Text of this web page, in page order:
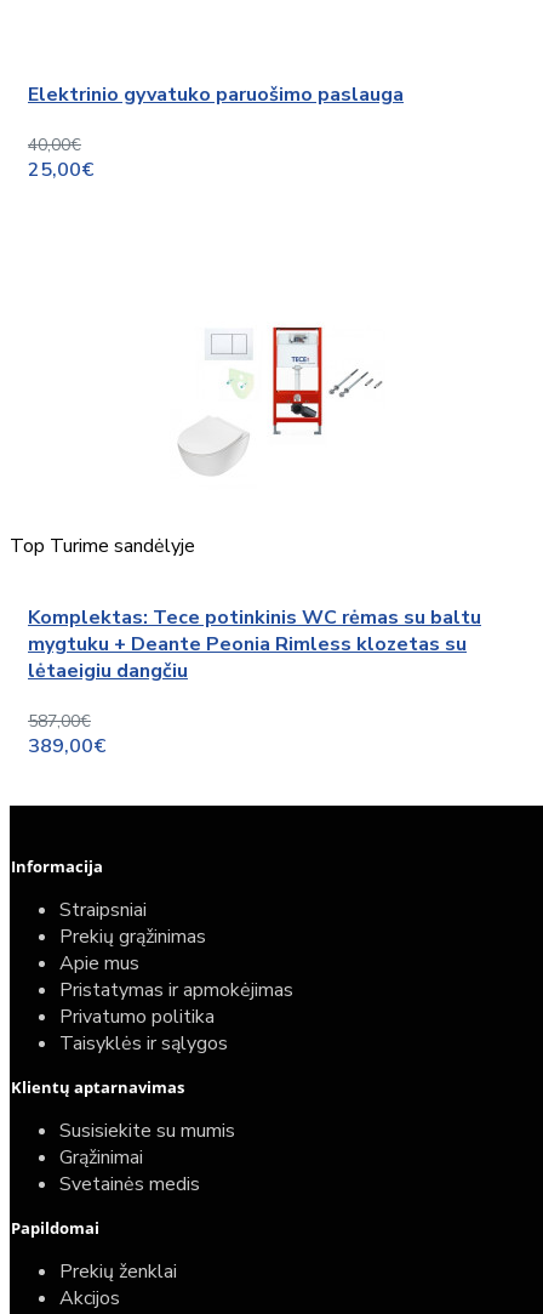
Elektrinio gyvatuko paruošimo paslauga
40,00€
25,00€
Top Turime sandėlyje
Komplektas: Tece potinkinis WC rėmas su baltu
mygtuku + Deante Peonia Rimless klozetas su
lėtaeigiu dangčiu
587,00€
389,00€
Informacija
Straipsniai
Prekių grąžinimas
Apie mus
Pristatymas ir apmokėjimas
Privatumo politika
Taisyklės ir sąlygos
Klientų aptarnavimas
Susisiekite su mumis
Grąžinimai
Svetainės medis
Papildomai
Prekių ženklai
Akcijos